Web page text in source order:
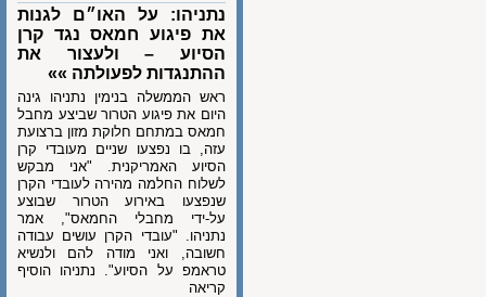
נתניהו: על האו״ם לגנות
את פיגוע חמאס נגד קרן
הסיוע – ולעצור את
ההתנגדות לפעולתה »»
ראש הממשלה בנימין נתניהו גינה
היום את פיגוע הטרור שביצע מחבל
חמאס במתחם חלוקת מזון ברצועת
עזה, בו נפצעו שניים מעובדי קרן
הסיוע האמריקנית. "אני מבקש
לשלוח החלמה מהירה לעובדי הקרן
שנפצעו באירוע הטרור שבוצע
על-ידי מחבלי החמאס", אמר
נתניהו. "עובדי הקרן עושים עבודה
חשובה, ואני מודה להם ולנשיא
טראמפ על הסיוע". נתניהו הוסיף
קריאה